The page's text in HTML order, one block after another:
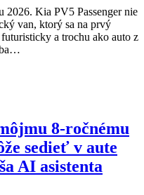
2026. Kia PV5 Passenger nie
van, ktorý sa na prvý
a trochu ako auto z
8-ročnému
sedieť v aute
AI asistenta